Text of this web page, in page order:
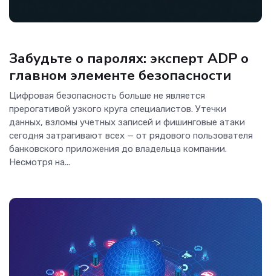
Забудьте о паролях: эксперт ADP о
главном элементе безопасности
Цифровая безопасность больше не является
прерогативой узкого круга специалистов. Утечки
данных, взломы учетных записей и фишинговые атаки
сегодня затрагивают всех — от рядового пользователя
банковского приложения до владельца компании.
Несмотря на...